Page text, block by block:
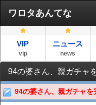
ワロタあんてな
VIP
vip
ニュース
news
94の婆さん、親ガチャ
94の婆さん、親ガチャを